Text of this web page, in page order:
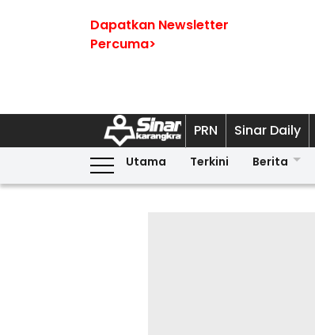
Dapatkan Newsletter
Percuma>
PRN Sinar Daily
Utama Terkini Berita